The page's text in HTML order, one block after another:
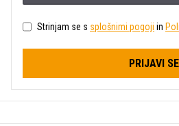
Strinjam se s splošnimi pogoji in
PRIJAVI SE